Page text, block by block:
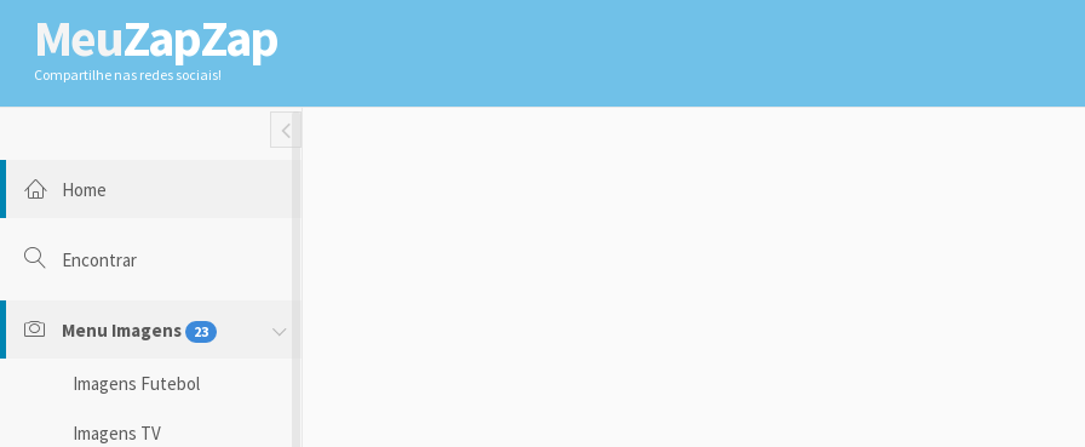
MeuZapZap
Compartilhe nas redes sociais!
Toggle Fullwidth
Home
Encontrar
Menu Imagens 23
Imagens Futebol
Imagens TV